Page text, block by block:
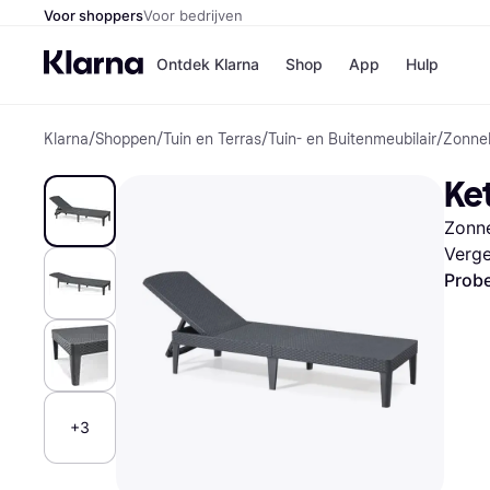
Voor shoppersVoor bedrijven
Ontdek Klarna Shop
Winkels
Bol
H&M
App Hulp
Klarna/Shoppen/Tuin en Terras/Tuin- en Buitenmeubilair/
+3